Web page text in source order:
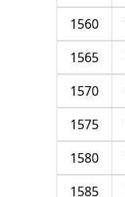
1560
1565
1570
1575
1580
1585